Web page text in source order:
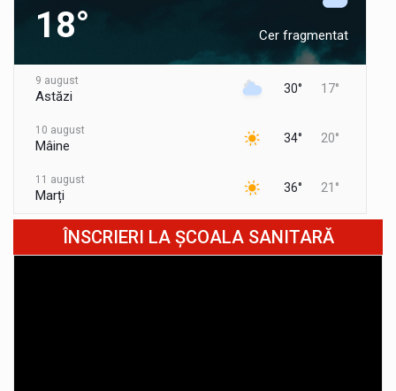
18° Cer fragmentat
9 august
Astăzi 30° 17°
10 august
Mâine 34° 20°
11 august
Marți 36° 21°
12 august
Miercuri 32° 18°
ÎNSCRIERI LA ȘCOALA SANITARĂ